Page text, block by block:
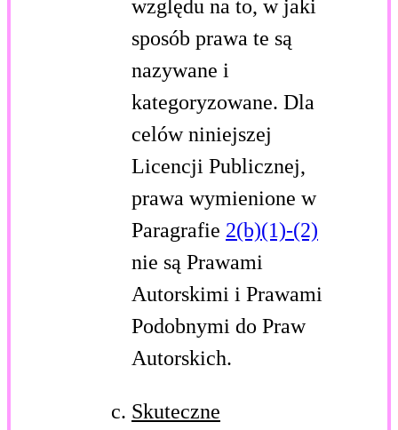
względu na to, w jaki
sposób prawa te są
nazywane i
kategoryzowane. Dla
celów niniejszej
Licencji Publicznej,
prawa wymienione w
Paragrafie 2(b)(1)-(2)
nie są Prawami
Autorskimi i Prawami
Podobnymi do Praw
Autorskich.
Skuteczne